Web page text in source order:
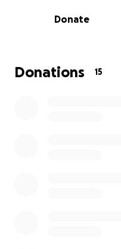
Donate
Donations 15